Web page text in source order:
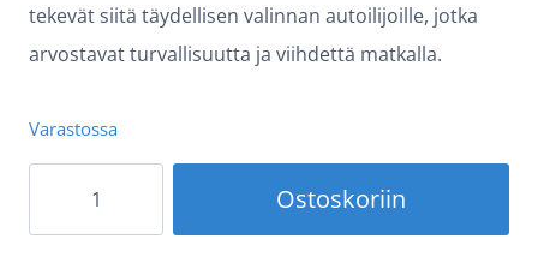
tekevät siitä täydellisen valinnan autoilijoille, jotka
arvostavat turvallisuutta ja viihdettä matkalla.
Varastossa
Ostoskoriin